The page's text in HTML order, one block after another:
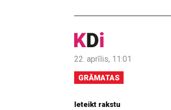
22. aprīlis, 11:01
GRĀMATAS
Ieteikt rakstu